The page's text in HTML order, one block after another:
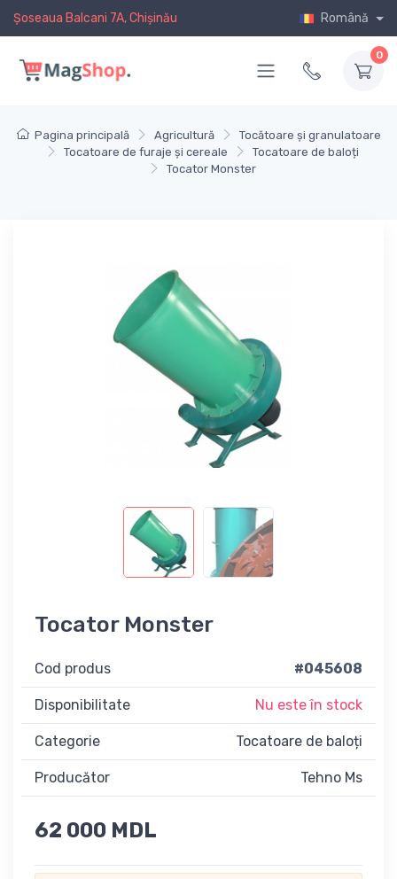
Șoseaua Balcani 7A, Chișinău Română
0
Pagina principală Agricultură
Tocătoare și granulatoare
Tocatoare de furaje și cereale
Tocatoare de baloți
Tocator Monster
Tocator Monster
Cod produs #045608
Disponibilitate Nu este în stock
Categorie Tocatoare de baloți
Producător Tehno Ms
62 000 MDL